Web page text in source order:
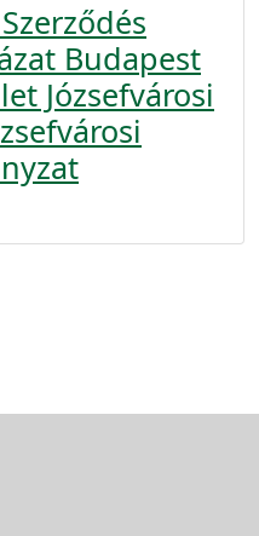
Budapest
Józsefvárosi